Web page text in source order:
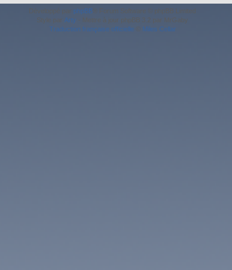
Développé par phpBB ® Forum Software © phpBB Limited
Style par Arty - Mettre à jour phpBB 3.2 par MrGaby
Traduction française officielle
Miles Cellar